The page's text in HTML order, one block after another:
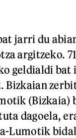
jarri du
argitzeko.
geldialdi bat
(Bizkaia)
dagoela,
Lumotik